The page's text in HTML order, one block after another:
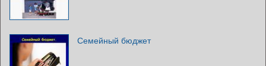
Семейный бюджет